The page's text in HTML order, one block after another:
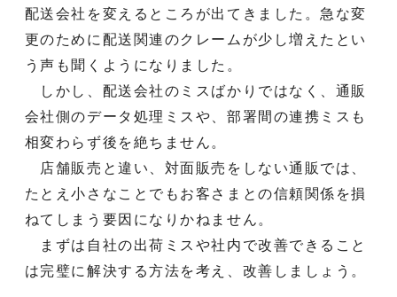
配送会社を変えるところが出てきました。急な変
更のために配送関連のクレームが少し増えたとい
う声も聞くようになりました。
しかし、配送会社のミスばかりではなく、通販
会社側のデータ処理ミスや、部署間の連携ミスも
相変わらず後を絶ちません。
店舗販売と違い、対面販売をしない通販では、
たとえ小さなことでもお客さまとの信頼関係を損
ねてしまう要因になりかねません。
まずは自社の出荷ミスや社内で改善できること
は完璧に解決する方法を考え、改善しましょう。